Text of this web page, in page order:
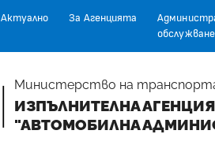
Актуално За Агенцията
обслужване
Министерство на
ИЗПЪЛНИТЕЛНА АГЕНЦИЯ
"АВТОМОБИЛНА